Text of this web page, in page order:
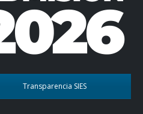
Transparencia SIES